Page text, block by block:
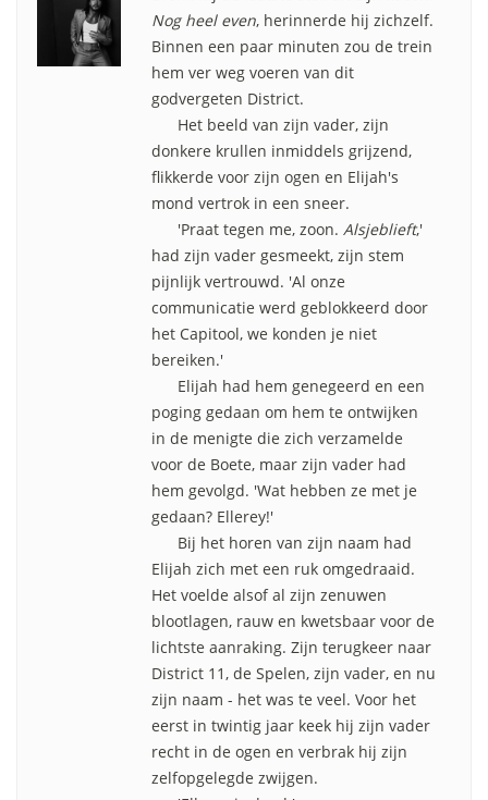
Nog heel even, herinnerde hij zichzelf.
Binnen een paar minuten zou de trein
hem ver weg voeren van dit
godvergeten District.
Het beeld van zijn vader, zijn
donkere krullen inmiddels grijzend,
flikkerde voor zijn ogen en Elijah's
mond vertrok in een sneer.
'Praat tegen me, zoon. Alsjeblieft,'
had zijn vader gesmeekt, zijn stem
pijnlijk vertrouwd. 'Al onze
communicatie werd geblokkeerd door
het Capitool, we konden je niet
bereiken.'
Elijah had hem genegeerd en een
poging gedaan om hem te ontwijken
in de menigte die zich verzamelde
voor de Boete, maar zijn vader had
hem gevolgd. 'Wat hebben ze met je
gedaan? Ellerey!'
Bij het horen van zijn naam had
Elijah zich met een ruk omgedraaid.
Het voelde alsof al zijn zenuwen
blootlagen, rauw en kwetsbaar voor de
lichtste aanraking. Zijn terugkeer naar
District 11, de Spelen, zijn vader, en nu
zijn naam - het was te veel. Voor het
eerst in twintig jaar keek hij zijn vader
recht in de ogen en verbrak hij zijn
zelfopgelegde zwijgen.